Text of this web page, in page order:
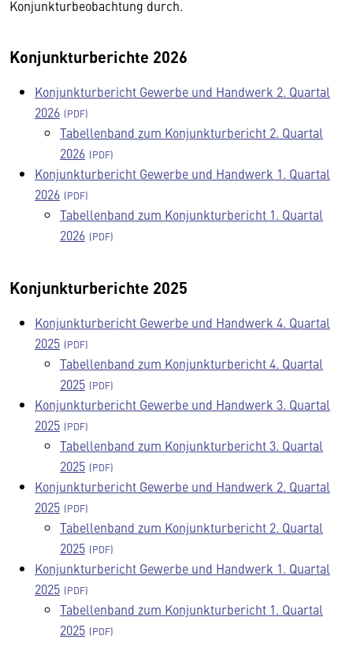
Konjunkturbeobachtung durch.
Konjunkturberichte 2026
Konjunkturbericht Gewerbe und Handwerk 2. Quartal
2026
Tabellenband zum Konjunkturbericht 2. Quartal
2026
Konjunkturbericht Gewerbe und Handwerk 1. Quartal
2026
Tabellenband zum Konjunkturbericht 1. Quartal
2026
Konjunkturberichte 2025
Konjunkturbericht Gewerbe und Handwerk 4. Quartal
2025
Tabellenband zum Konjunkturbericht 4. Quartal
2025
Konjunkturbericht Gewerbe und Handwerk 3. Quartal
2025
Tabellenband zum Konjunkturbericht 3. Quartal
2025
Konjunkturbericht Gewerbe und Handwerk 2. Quartal
2025
Tabellenband zum Konjunkturbericht 2. Quartal
2025
Konjunkturbericht Gewerbe und Handwerk 1. Quartal
2025
Tabellenband zum Konjunkturbericht 1. Quartal
2025